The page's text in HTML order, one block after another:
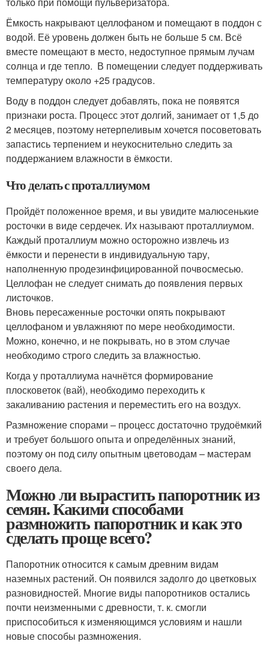
Ёмкость накрывают целлофаном и помещают в поддон с
водой. Её уровень должен быть не больше 5 см. Всё
вместе помещают в место, недоступное прямым лучам
солнца и где тепло. В помещении следует поддерживать
температуру около +25 градусов.
Воду в поддон следует добавлять, пока не появятся
признаки роста. Процесс этот долгий, занимает от 1,5 до
2 месяцев, поэтому нетерпеливым хочется посоветовать
запастись терпением и неукоснительно следить за
поддержанием влажности в ёмкости.
Что делать с проталлиумом
Пройдёт положенное время, и вы увидите малюсенькие
росточки в виде сердечек. Их называют проталлиумом.
Каждый проталлиум можно осторожно извлечь из
ёмкости и перенести в индивидуальную тару,
наполненную продезинфицированной почвосмесью.
Целлофан не следует снимать до появления первых
листочков.
Вновь пересаженные росточки опять покрывают
целлофаном и увлажняют по мере необходимости.
Можно, конечно, и не покрывать, но в этом случае
необходимо строго следить за влажностью.
Когда у проталлиума начнётся формирование
плосковеток (вай), необходимо переходить к
закаливанию растения и переместить его на воздух.
Размножение спорами – процесс достаточно трудоёмкий
и требует большого опыта и определённых знаний,
поэтому он под силу опытным цветоводам – мастерам
своего дела.
Можно ли вырастить папоротник из
семян. Какими способами
размножить папоротник и как это
сделать проще всего?
Папоротник относится к самым древним видам
наземных растений. Он появился задолго до цветковых
разновидностей. Многие виды папоротников остались
почти неизменными с древности, т. к. смогли
приспособиться к изменяющимся условиям и нашли
новые способы размножения.